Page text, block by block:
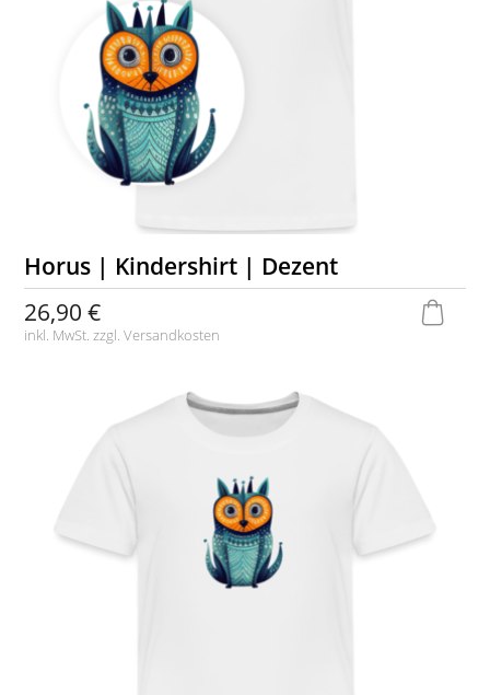
Horus | Kindershirt | Dezent
26,90 €
inkl. MwSt. zzgl.Versandkosten